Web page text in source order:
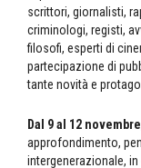
scrittori, giornalisti,
criminologi, registi,
filosofi, esperti di
partecipazione di
tante novità e
Dal 9 al 12 novembre
approfondimento,
intergenerazionale,